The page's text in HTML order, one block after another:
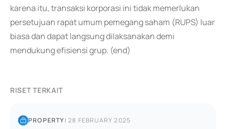
karena itu, transaksi korporasi ini tidak memerlukan
persetujuan rapat umum pemegang saham (RUPS) luar
biasa dan dapat langsung dilaksanakan demi
mendukung efisiensi grup. (end)
RISET TERKAIT
PROPERTY|28 FEBRUARY 2025